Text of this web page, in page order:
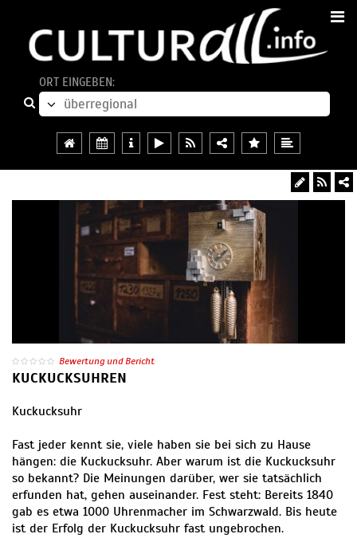
ORT EINGEBEN:
Bewertung und Bericht
KUCKUCKSUHREN
Kuckucksuhr
Fast jeder kennt sie, viele haben sie bei sich zu Hause
hängen: die Kuckucksuhr. Aber warum ist die Kuckucksuhr
so bekannt? Die Meinungen darüber, wer sie tatsächlich
erfunden hat, gehen auseinander. Fest steht: Bereits 1840
gab es etwa 1000 Uhrenmacher im Schwarzwald. Bis heute
ist der Erfolg der Kuckucksuhr fast ungebrochen.